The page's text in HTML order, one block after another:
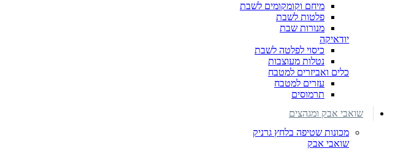
מיחם וקומקומים לשבת
פלטות לשבת
מנורות שבת
יודאיקה
כיסוי לפלטה לשבת
נטלות מעוצבות
כלים ואביזרים למטבח
עזרים למטבח
תרמוסים
שואבי אבק ומגהצים
מכונות שטיפה בלחץ גרניק
שואבי אבק